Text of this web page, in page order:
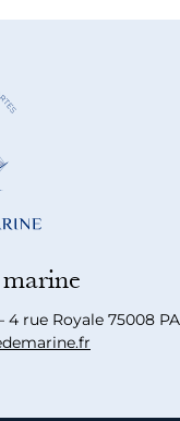
rue Royale 75008